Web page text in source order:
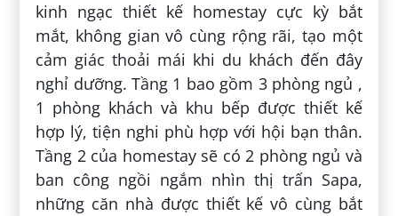
kinh ngạc thiết kế homestay cực kỳ bắt
mắt, không gian vô cùng rộng rãi, tạo một
cảm giác thoải mái khi du khách đến đây
nghỉ dưỡng. Tầng 1 bao gồm 3 phòng ngủ ,
1 phòng khách và khu bếp được thiết kế
hợp lý, tiện nghi phù hợp với hội bạn thân.
Tầng 2 của homestay sẽ có 2 phòng ngủ và
ban công ngồi ngắm nhìn thị trấn Sapa,
những căn nhà được thiết kế vô cùng bắt